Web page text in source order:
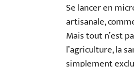
Se lancer en
artisanale,
Mais tout n’est
l’agriculture, la
simplement